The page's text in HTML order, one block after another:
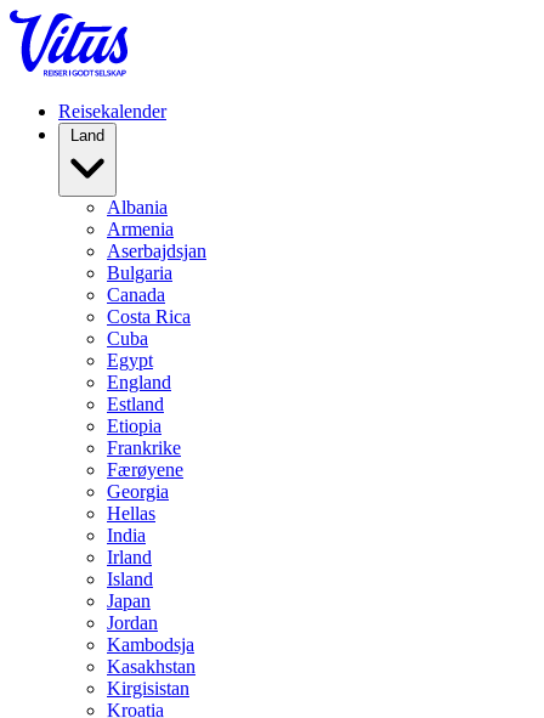
Reisekalender
Albania
Armenia
Aserbajdsjan
Bulgaria
Canada
Costa Rica
Cuba
Egypt
England
Estland
Etiopia
Frankrike
Færøyene
Georgia
Hellas
India
Irland
Island
Japan
Jordan
Kambodsja
Kasakhstan
Kirgisistan
Kroatia